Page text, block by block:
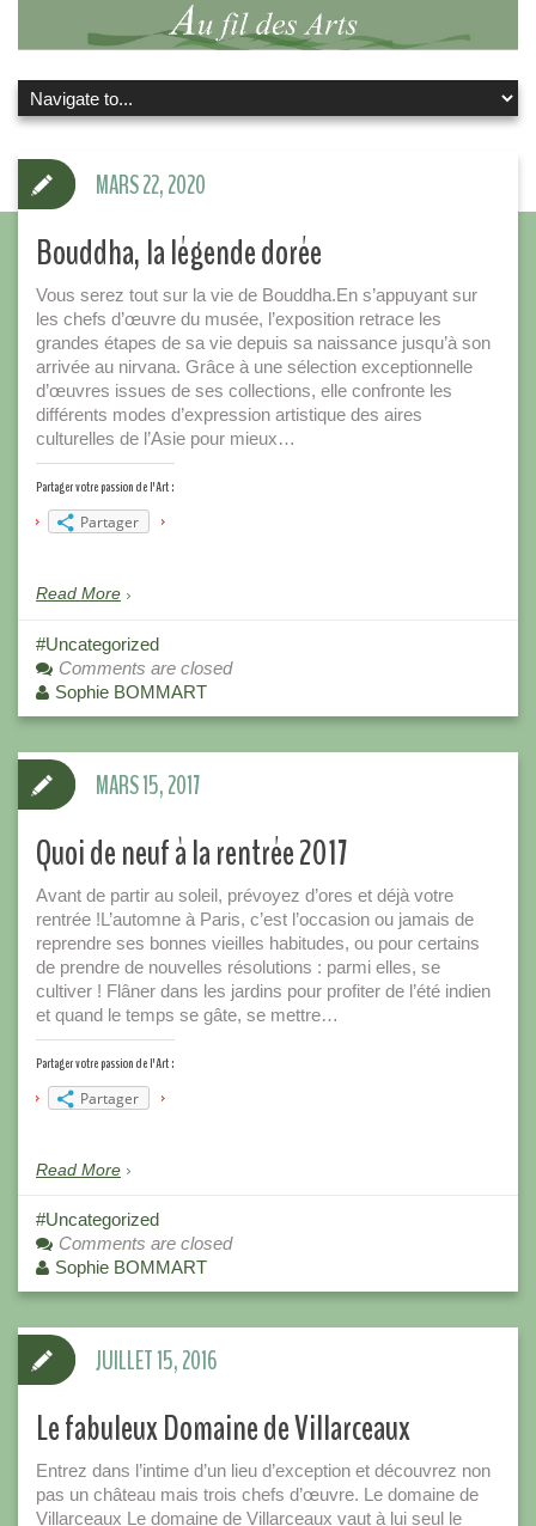
Bouddha, la légende dorée
Vous serez tout sur la vie de Bouddha.En s’appuyant sur
les chefs d’œuvre du musée, l’exposition retrace les
grandes étapes de sa vie depuis sa naissance jusqu’à son
arrivée au nirvana. Grâce à une sélection exceptionnelle
d’œuvres issues de ses collections, elle confronte les
différents modes d’expression artistique des aires
culturelles de l’Asie pour mieux…
Partager votre passion de l'Art :
Partager
Read More
MARS 22, 2020
Uncategorized
Comments are closed
Sophie BOMMART
Quoi de neuf à la rentrée 2017
Avant de partir au soleil, prévoyez d’ores et déjà votre
rentrée !L’automne à Paris, c’est l’occasion ou jamais de
reprendre ses bonnes vieilles habitudes, ou pour certains
de prendre de nouvelles résolutions : parmi elles, se
cultiver ! Flâner dans les jardins pour profiter de l’été indien
et quand le temps se gâte, se mettre…
Partager votre passion de l'Art :
Partager
Read More
MARS 15, 2017
Uncategorized
Comments are closed
Sophie BOMMART
Le fabuleux Domaine de Villarceaux
Entrez dans l’intime d’un lieu d’exception et découvrez non
pas un château mais trois chefs d’œuvre. Le domaine de
Villarceaux Le domaine de Villarceaux vaut à lui seul le
JUILLET 15, 2016